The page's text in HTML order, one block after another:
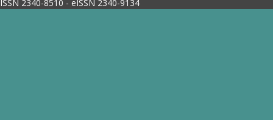
ISSN 2340-8510 - eISSN 2340-9134